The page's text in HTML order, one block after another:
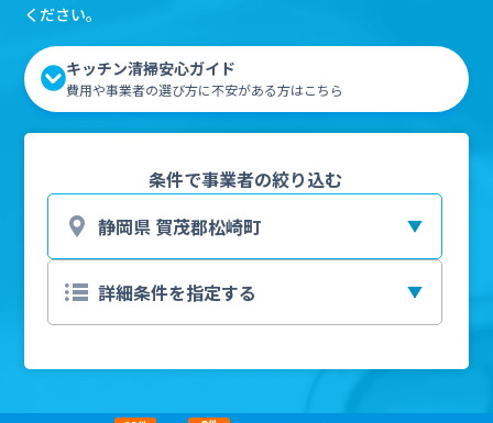
ください。
キッチン清掃安心ガイド
費用や事業者の選び方に不安がある方はこちら
条件で事業者の絞り込む